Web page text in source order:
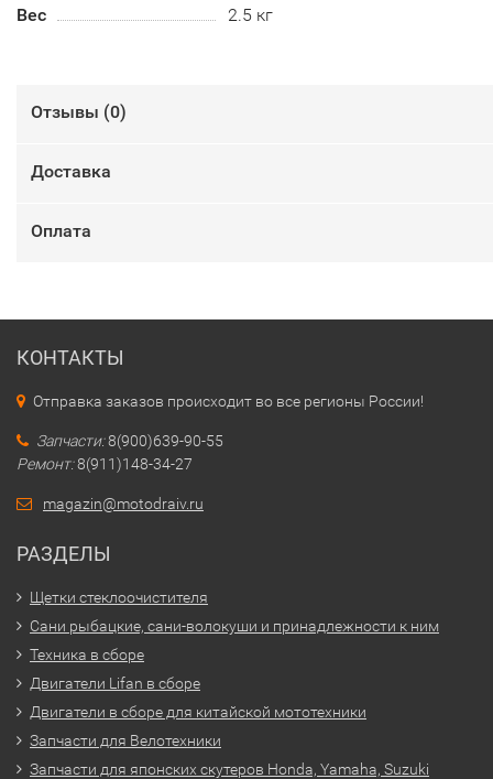
Вес
2.5 кг
Отзывы (0)
Доставка
Оплата
КОНТАКТЫ
Отправка заказов происходит во все регионы России!
Запчасти:8(900)639-90-55
Ремонт:8(911)148-34-27
magazin@motodraiv.ru
РАЗДЕЛЫ
Щетки стеклоочистителя
Сани рыбацкие, сани-волокуши и принадлежности к ним
Техника в сборе
Двигатели Lifan в сборе
Двигатели в сборе для китайской мототехники
Запчасти для Велотехники
Запчасти для японских скутеров Honda, Yamaha, Suzuki